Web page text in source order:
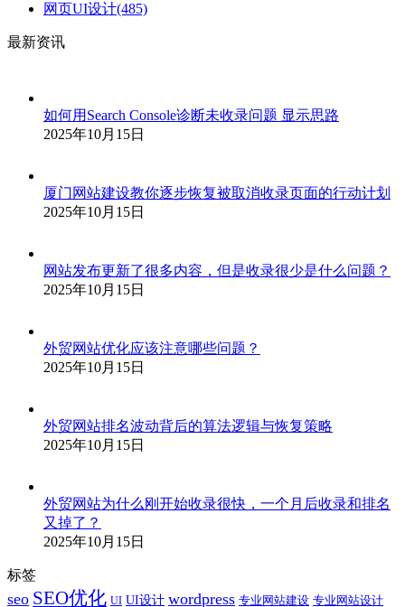
网页UI设计(485)
最新资讯
如何用Search Console诊断未收录问题 显示思路
2025年10月15日
厦门网站建设教你逐步恢复被取消收录页面的行动计划
2025年10月15日
网站发布更新了很多内容，但是收录很少是什么问题？
2025年10月15日
外贸网站优化应该注意哪些问题？
2025年10月15日
外贸网站排名波动背后的算法逻辑与恢复策略
2025年10月15日
外贸网站为什么刚开始收录很快，一个月后收录和排名
又掉了？
2025年10月15日
标签
seo SEO优化 UI UI设计 wordpress 专业网站建设 专业网站设计